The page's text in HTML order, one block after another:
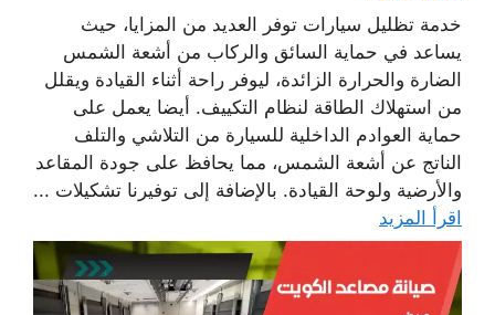
خدمة تظليل سيارات توفر العديد من المزايا، حيث
يساعد في حماية السائق والركاب من أشعة الشمس
الضارة والحرارة الزائدة، ليوفر راحة أثناء القيادة ويقلل
من استهلاك الطاقة لنظام التكييف. أيضا يعمل على
حماية العوادم الداخلية للسيارة من التلاشي والتلف
الناتج عن أشعة الشمس، مما يحافظ على جودة المقاعد
والأرضية ولوحة القيادة. بالإضافة إلى توفيرنا تشكيلات ...
اقرأ المزيد